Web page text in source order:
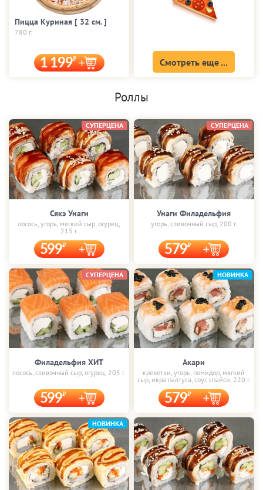
Пицца Куриная [ 32 cм. ]
780 г.
1 199 Смотреть еще ...
Роллы
Сякэ Унаги
лосось, угорь, мягкий сыр, огурец,
215 г.
599
СУПЕРЦЕНА
Унаги Филадельфия
угорь, сливочный сыр, 200 г.
579
СУПЕРЦЕНА
Филадельфия ХИТ
лосось, сливочный сыр, огурец, 205 г.
599
СУПЕРЦЕНА
Акари
креветки, угорь, помидор, мягкий
сыр, икра палтуса, соус спайси, 220 г.
579
НОВИНКА
НОВИНКА